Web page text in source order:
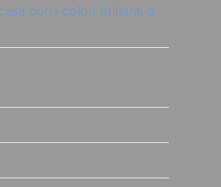
con i colori brillanti di